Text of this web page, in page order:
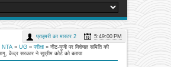
NTA » UG » परीक्षा » नीट-यूजी पर विशेषज्ञ समिति की
केंद्र सरकार ने सुप्रीम कोर्ट को बताया
प्राइमरी का मास्टर 2 5:49:00 PM